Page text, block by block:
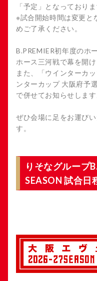
「予定」となっておりま
※試合開始時間は変更と
めご了承ください。
B.PREMIER初年度のホ
ホース三河戦で幕を開け
また、「ウインターカ
ンターカップ 大阪府予
で併せてお知らせします
ぜひ会場に足をお運び
す。
りそなグループ
SEASON 試合日